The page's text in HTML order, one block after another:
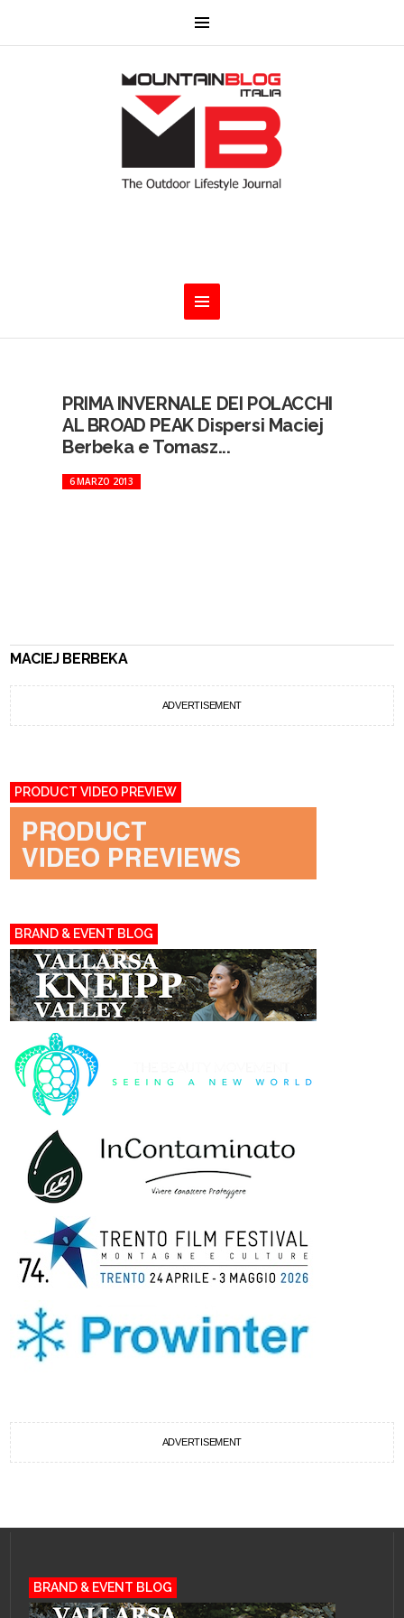
PRIMA INVERNALE DEI POLACCHI
AL BROAD PEAK Dispersi Maciej
Berbeka e Tomasz...
6 MARZO 2013
MACIEJ BERBEKA
ADVERTISEMENT
PRODUCT VIDEO PREVIEW
BRAND & EVENT BLOG
ADVERTISEMENT
BRAND & EVENT BLOG